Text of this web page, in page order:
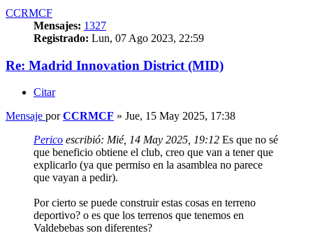
CCRMCF
Mensajes: 1327
Registrado: Lun, 07 Ago 2023, 22:59
Re: Madrid Innovation District (MID)
Citar
Mensaje porCCRMCF » Jue, 15 May 2025, 17:38
Perico escribió: Mié, 14 May 2025, 19:12 Es que no sé
que beneficio obtiene el club, creo que van a tener que
explicarlo (ya que permiso en la asamblea no parece
que vayan a pedir).
Por cierto se puede construir estas cosas en terreno
deportivo? o es que los terrenos que tenemos en
Valdebebas son diferentes?